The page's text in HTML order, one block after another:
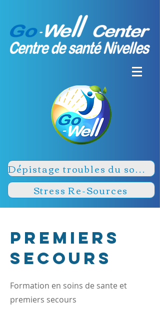
Dépistage troubles du sommeil
Stress Re-Sources
Premiers
Secours
Formation en soins de sante et
premiers secours